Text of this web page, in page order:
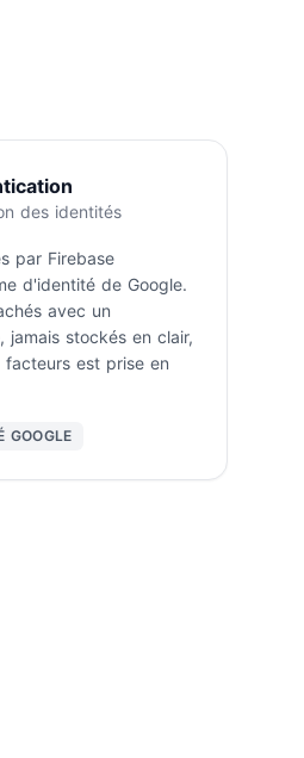
des identités
par Firebase
d'identité de Google.
avec un
stockés en clair,
est prise en
GOOGLE